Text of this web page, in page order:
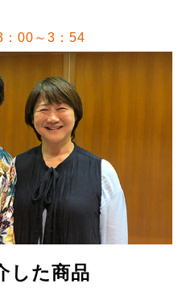
00～3：54
した商品